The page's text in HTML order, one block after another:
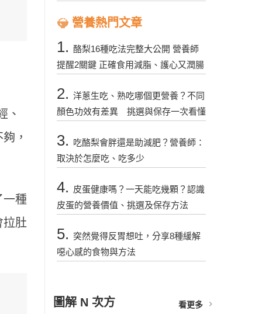
、
，
一種
拉肚
營養熱門文章
1. 酪梨16種吃法完整大公開 營養師
提醒2關鍵 正確食用減脂、護心又潤腸
2. 洋蔥生吃、熟吃哪個更營養？不同
顏色功效有差異 挑選與保存一次看懂
3. 吃酪梨會胖還是助減肥？營養師：
取決於怎麼吃、吃多少
4. 皮蛋健康嗎？一天能吃幾顆？認識
皮蛋的營養價值、挑選及保存方法
5. 突然覺得反胃想吐，分享8種緩解
噁心感的食物與方法
圖解 N 次方 看更多